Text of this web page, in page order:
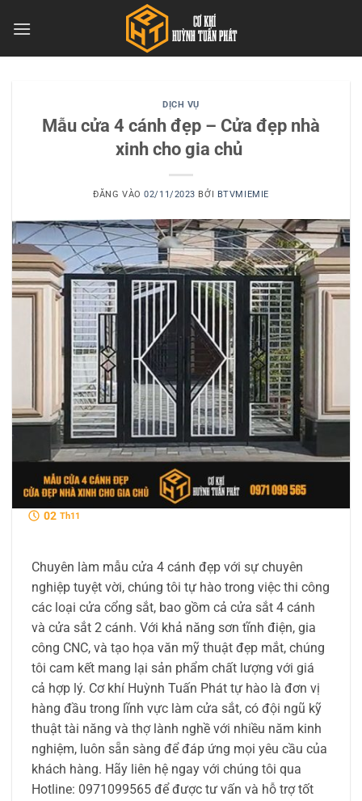
qua
DỊCH VỤ
Mẫu cửa 4 cánh đẹp – Cửa đẹp nhà
xinh cho gia chủ
ĐĂNG VÀO02/11/2023 BỞI BTVMIEMIE
02 Th11
Chuyên làm mẫu cửa 4 cánh đẹp với sự chuyên
nghiệp tuyệt vời, chúng tôi tự hào trong việc thi công
các loại cửa cổng sắt, bao gồm cả cửa sắt 4 cánh
và cửa sắt 2 cánh. Với khả năng sơn tĩnh điện, gia
công CNC, và tạo họa văn mỹ thuật đẹp mắt, chúng
tôi cam kết mang lại sản phẩm chất lượng với giá
cả hợp lý. Cơ khí Huỳnh Tuấn Phát tự hào là đơn vị
hàng đầu trong lĩnh vực làm cửa sắt, có đội ngũ kỹ
thuật tài năng và thợ lành nghề với nhiều năm kinh
nghiệm, luôn sẵn sàng để đáp ứng mọi yêu cầu của
khách hàng. Hãy liên hệ ngay với chúng tôi qua
Hotline: 0971099565 để được tư vấn và hỗ trợ tốt